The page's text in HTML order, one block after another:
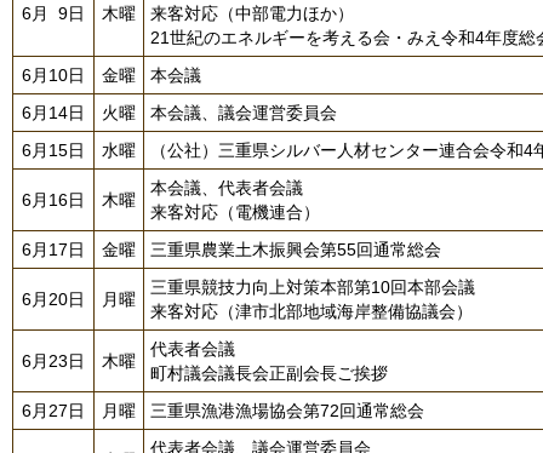
6月 9日 木曜
来客対応（中部電力ほか）
21世紀のエネルギーを考える会・みえ令和4年度総
6月10日
金曜
本会議
6月14日
火曜
本会議、議会運営委員会
6月15日
水曜 （公社）三重県シルバー人材センター連合会令和4
6月16日 木曜
本会議、代表者会議
来客対応（電機連合）
6月17日
金曜 三重県農業土木振興会第55回通常総会
6月20日 月曜
三重県競技力向上対策本部第10回本部会議
来客対応（津市北部地域海岸整備協議会）
6月23日 木曜
代表者会議
町村議会議長会正副会長ご挨拶
6月27日
月曜 三重県漁港漁場協会第72回通常総会
代表者会議、議会運営委員会